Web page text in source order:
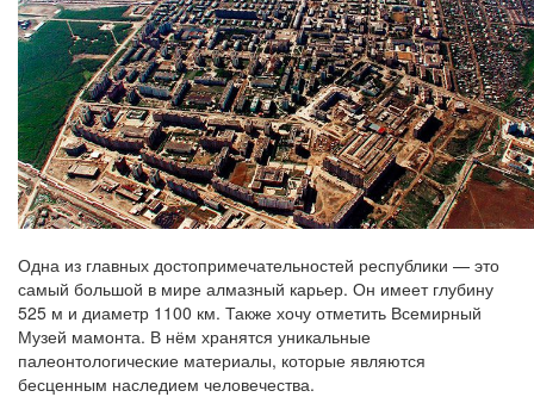
Одна из главных достопримечательностей республики — это
самый большой в мире алмазный карьер. Он имеет глубину
525 м и диаметр 1100 км. Также хочу отметить Всемирный
Музей мамонта. В нём хранятся уникальные
палеонтологические материалы, которые являются
бесценным наследием человечества.